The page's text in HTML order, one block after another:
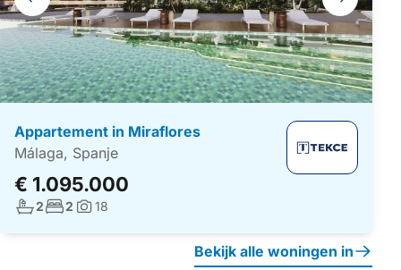
navigatie
Appartement in Miraflores
Málaga, Spanje
€ 1.095.000
Aantal badkamers:
2Aantal slaapkamers:
2 Foto's:
18
Bekijk alle woningen in